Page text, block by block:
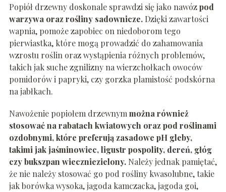
Popiół drzewny doskonale sprawdzi się jako nawózpod
warzywa oraz rośliny sadownicze. Dzięki zawartości
wapnia, pomoże zapobiec on niedoborom tego
pierwiastka, które mogą prowadzić do zahamowania
wzrostu roślin oraz wystąpienia różnych problemów,
takich jak suche zgnilizny na wierzchołkach owoców
pomidorów i papryki, czy gorzka plamistość podskórna
na jabłkach.
Nawożenie popiołem drzewnymmożna również
stosować na rabatach kwiatowych oraz pod roślinami
ozdobnymi, które preferują zasadowe pH gleby,
takimi jak jaśminowiec, ligustr pospolity, dereń, głóg
czy bukszpan wieczniezielony. Należy jednak pamiętać,
że nie należy stosować go pod rośliny kwasolubne, takie
jak borówka wysoka, jagoda kamczacka, jagoda goi,